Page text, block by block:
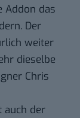
Addon das
Der
weiter
dieselbe
Chris
auch der